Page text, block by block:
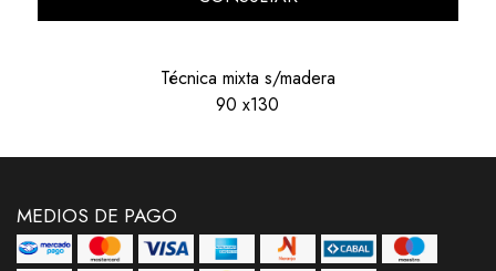
Técnica mixta s/madera
90 x130
MEDIOS DE PAGO